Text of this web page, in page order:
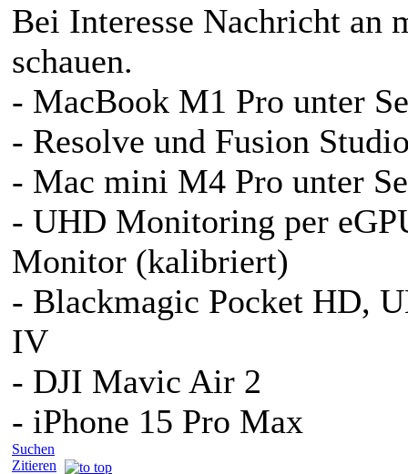
Bei Interesse Nachricht an
schauen.
- MacBook M1 Pro unter
- Resolve und Fusion
- Mac mini M4 Pro unter
- UHD Monitoring per
Monitor (kalibriert)
- Blackmagic Pocket HD,
IV
- DJI Mavic Air 2
- iPhone 15 Pro Max
Suchen
Zitieren